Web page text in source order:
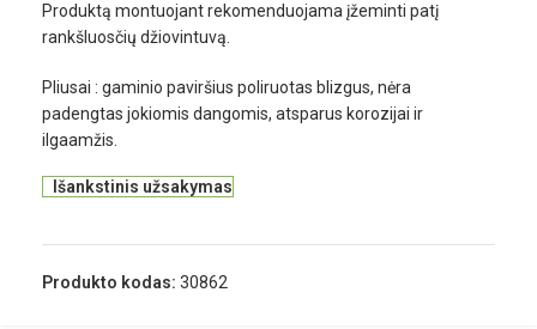
Produktą montuojant rekomenduojama įžeminti patį
rankšluosčių džiovintuvą.
Pliusai : gaminio paviršius poliruotas blizgus, nėra
padengtas jokiomis dangomis, atsparus korozijai ir
ilgaamžis.
Išankstinis užsakymas
Produkto kodas: 30862